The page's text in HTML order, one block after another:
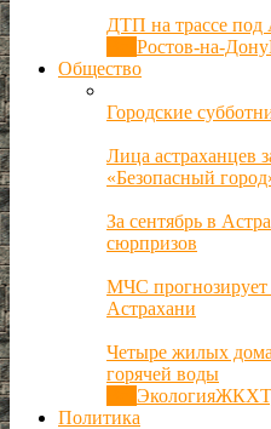
ДТП на трассе
Ростов-на-Дону
Общество
Городские
Лица астраханцев
«Безопасный
За сентябрь в
сюрпризов
МЧС прогнозирует
Астрахани
Четыре жилых
горячей воды
ЭкологияЖКХ
Политика